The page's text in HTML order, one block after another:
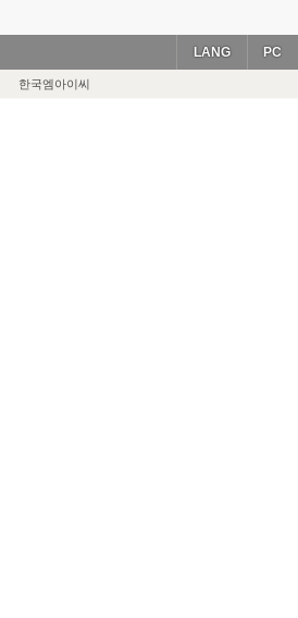
PC
LANG
한국엠아이씨